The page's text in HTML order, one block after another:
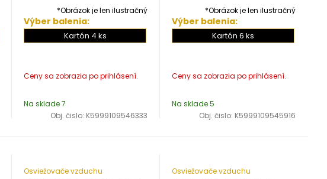
*Obrázok je len ilustračný
Výber balenia:
Kartón 4 ks
Na sklade 7
Obj. čislo: K5999109546333
*Obrázok je len ilustračný
Výber balenia:
Kartón 6 ks
Na sklade 5
Obj. čislo: K5999109545916
Osviežovače vzduchu Osviežovače vzduchu